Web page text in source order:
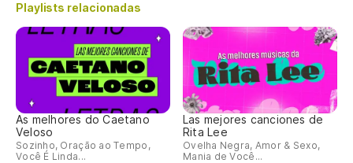
Playlists relacionadas
As melhores do Caetano
Veloso
Sozinho, Oração ao Tempo,
Você É Linda...
Las mejores canciones de
Rita Lee
Ovelha Negra, Amor & Sexo,
Mania de Você...